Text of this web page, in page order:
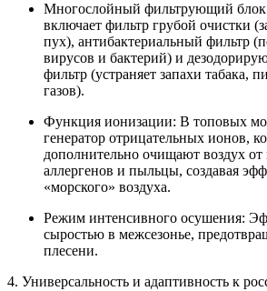
Многослойный фильтрующий
включает фильтр грубой очистки
пух), антибактериальный фильтр
вирусов и бактерий) и
фильтр (устраняет запахи табака,
газов).
Функция ионизации: В топовых
генератор отрицательных ионов,
дополнительно очищают воздух от
аллергенов и пыльцы, создавая
«морского» воздуха.
Режим интенсивного осушения:
сыростью в межсезонье,
плесени.
4. Универсальность и адаптивность к